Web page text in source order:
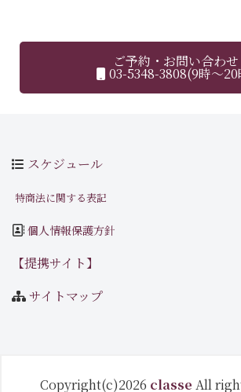
ご予約・お問い合わせ
03-5348-3808(9時～20
スケジュール
特商法に関する表記
個人情報保護方針
【提携サイト】
サイトマップ
Copyright(c)2026 classe All